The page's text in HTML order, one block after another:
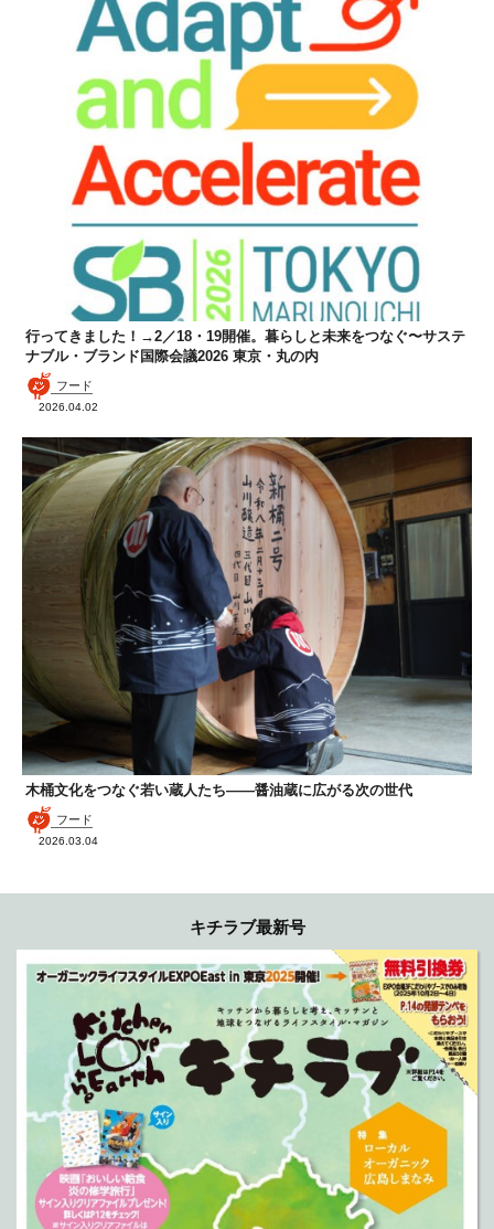
行ってきました！→2／18・19開催。暮らしと未来をつなぐ〜サステ
ナブル・ブランド国際会議2026 東京・丸の内
フード
2026.04.02
木桶文化をつなぐ若い蔵人たち——醤油蔵に広がる次の世代
フード
2026.03.04
キチラブ最新号